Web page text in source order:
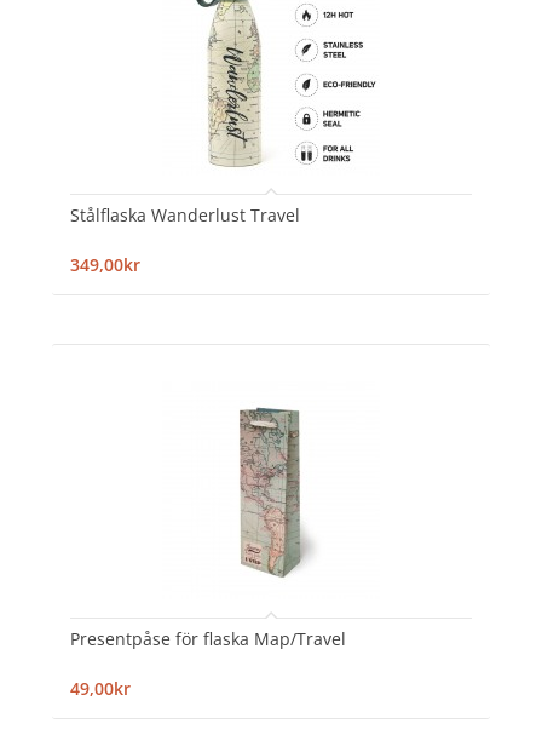
Stålflaska Wanderlust Travel
349,00kr
Presentpåse för flaska Map/Travel
49,00kr